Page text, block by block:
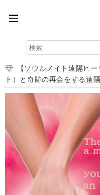
【ソウルメイト遠隔ヒ
ト）と奇跡の再会をする遠